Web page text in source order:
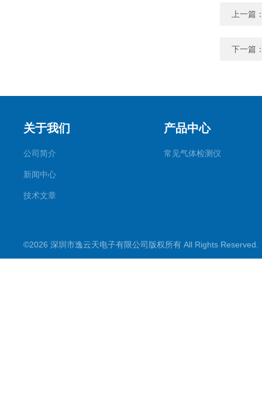
上一篇
下一篇
关于我们
公司简介
新闻中心
技术文章
产品中心
常见气体检测仪
©2026 深圳市逸云天电子有限公司版权所有 All Rights